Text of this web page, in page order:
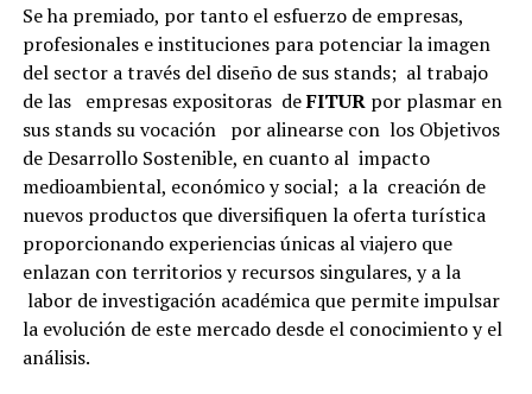
Se ha premiado, por tanto el esfuerzo de empresas,
profesionales e instituciones para potenciar la imagen
del sector a través del diseño de sus stands; al trabajo
de las empresas expositoras deFITURpor plasmar en
sus stands su vocación por alinearse con los Objetivos
de Desarrollo Sostenible, en cuanto al impacto
medioambiental, económico y social; a la creación de
nuevos productos que diversifiquen la oferta turística
proporcionando experiencias únicas al viajero que
enlazan con territorios y recursos singulares, y a la
labor de investigación académica que permite impulsar
la evolución de este mercado desde el conocimiento y el
análisis.